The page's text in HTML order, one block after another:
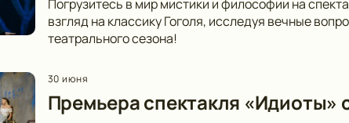
Погрузитесь в мир мистики и философии на
взгляд на классику Гоголя, исследуя вечные
театрального сезона!
30 июня
Премьера спектакля «Идиоты»